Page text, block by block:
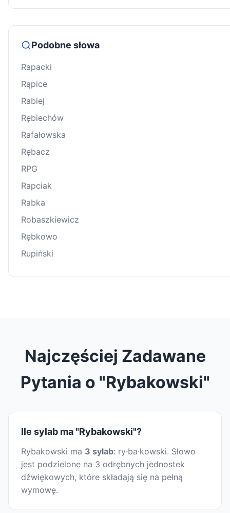
Podobne słowa
Rapacki
Rąpice
Rabiej
Rębiechów
Rafałowska
Rębacz
RPG
Rapciak
Rabka
Robaszkiewicz
Rębkowo
Rupiński
Najczęściej Zadawane
Pytania o "Rybakowski"
Ile sylab ma "Rybakowski"?
Rybakowski ma 3 sylab: ry·ba·kowski. Słowo
jest podzielone na 3 odrębnych jednostek
dźwiękowych, które składają się na pełną
wymowę.